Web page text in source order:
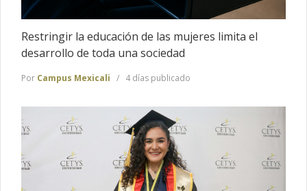
Restringir la educación de las mujeres limita el
desarrollo de toda una sociedad
Por Campus Mexicali 4 días publicado